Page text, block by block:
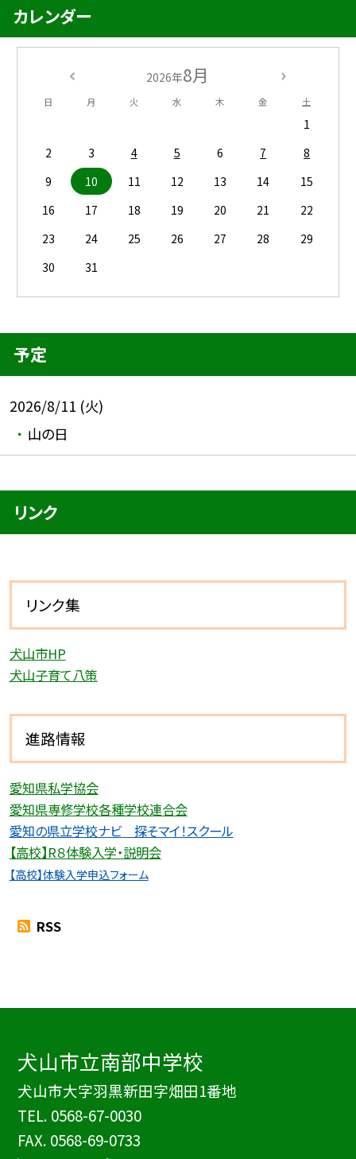
カレンダー
2026年8月
日 月 火 水 木 金 土
1
2
3 4 5 6 7
8
9
10 11 12 13 14
15
16
17 18 19 20 21
22
23
24 25 26 27 28
29
30
31
予定
2026/8/11 (火)
山の日
リンク
リンク集
犬山市HP
犬山子育て八策
進路情報
愛知県私学協会
愛知県専修学校各種学校連合会
愛知の県立学校ナビ 探そマイ！スクール
【高校】R８体験入学・説明会
【高校】体験入学申込フォーム
RSS
犬山市立南部中学校
犬山市大字羽黒新田字畑田1番地
TEL. 0568-67-0030
FAX. 0568-69-0733